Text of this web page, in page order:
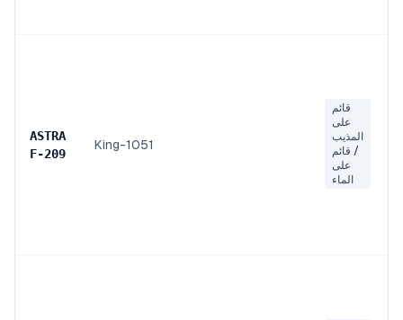
ASTRA
F-209
King-1051
قائم
على
المذيب
/ قائم
على
الماء